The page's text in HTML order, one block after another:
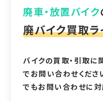
廃車・放置バイク
廃バイク買取ラ
バイクの買取・引取に
でお問い合わせくださ
でもお問い合わせに対